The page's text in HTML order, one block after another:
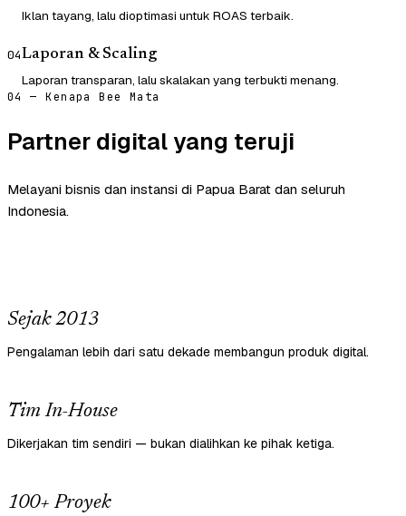
Iklan tayang, lalu dioptimasi untuk ROAS terbaik.
04Laporan & Scaling
Laporan transparan, lalu skalakan yang terbukti menang.
04 — Kenapa Bee Mata
Partner digital yang teruji
Melayani bisnis dan instansi di Papua Barat dan seluruh
Indonesia.
Sejak 2013
Pengalaman lebih dari satu dekade membangun produk digital.
Tim In-House
Dikerjakan tim sendiri — bukan dialihkan ke pihak ketiga.
100+ Proyek